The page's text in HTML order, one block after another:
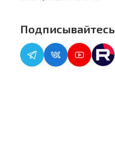
Подписывайтесь